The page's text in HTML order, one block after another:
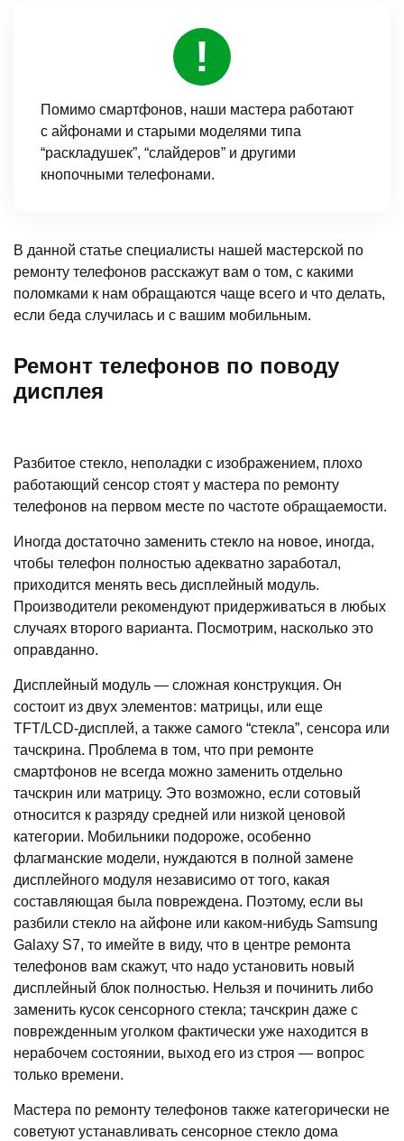
Помимо смартфонов, наши мастера работают
с айфонами и старыми моделями типа
“раскладушек”, “слайдеров” и другими
кнопочными телефонами.
В данной статье специалисты нашей мастерской по
ремонту телефонов расскажут вам о том, с какими
поломками к нам обращаются чаще всего и что делать,
если беда случилась и с вашим мобильным.
Ремонт телефонов по поводу
дисплея
Разбитое стекло, неполадки с изображением, плохо
работающий сенсор стоят у мастера по ремонту
телефонов на первом месте по частоте обращаемости.
Иногда достаточно заменить стекло на новое, иногда,
чтобы телефон полностью адекватно заработал,
приходится менять весь дисплейный модуль.
Производители рекомендуют придерживаться в любых
случаях второго варианта. Посмотрим, насколько это
оправданно.
Дисплейный модуль — сложная конструкция. Он
состоит из двух элементов: матрицы, или еще
TFT/LCD-дисплей, а также самого “стекла”, сенсора или
тачскрина. Проблема в том, что при ремонте
смартфонов не всегда можно заменить отдельно
тачскрин или матрицу. Это возможно, если сотовый
относится к разряду средней или низкой ценовой
категории. Мобильники подороже, особенно
флагманские модели, нуждаются в полной замене
дисплейного модуля независимо от того, какая
составляющая была повреждена. Поэтому, если вы
разбили стекло на айфоне или каком-нибудь Samsung
Galaxy S7, то имейте в виду, что в центре ремонта
телефонов вам скажут, что надо установить новый
дисплейный блок полностью. Нельзя и починить либо
заменить кусок сенсорного стекла; тачскрин даже с
поврежденным уголком фактически уже находится в
нерабочем состоянии, выход его из строя — вопрос
только времени.
Мастера по ремонту телефонов также категорически не
советуют устанавливать сенсорное стекло дома